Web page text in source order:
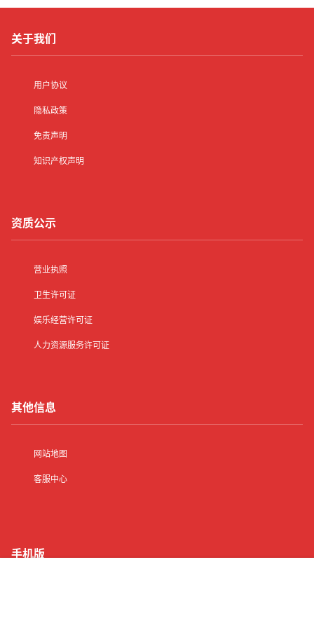
关于我们
用户协议
隐私政策
免责声明
知识产权声明
资质公示
营业执照
卫生许可证
娱乐经营许可证
人力资源服务许可证
其他信息
网站地图
客服中心
手机版